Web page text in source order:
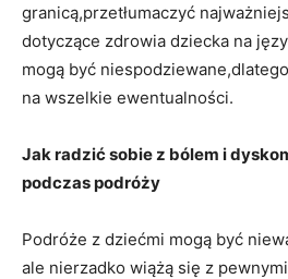
⁤granicą,przetłumaczyć
dotyczące zdrowia dziecka na
mogą być
na wszelkie ewentualności.
Jak ⁤radzić⁤ sobie z bólem ​i
podczas podróży
Podróże⁤ z⁣ dziećmi⁤ mogą być
ale nierzadko⁣ wiążą się z